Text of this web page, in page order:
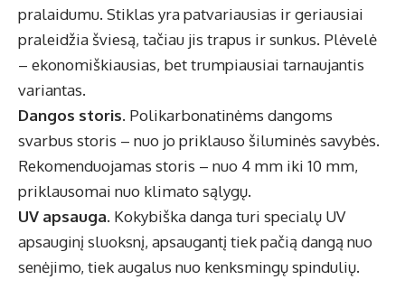
pralaidumu. Stiklas yra patvariausias ir geriausiai
praleidžia šviesą, tačiau jis trapus ir sunkus. Plėvelė
– ekonomiškiausias, bet trumpiausiai tarnaujantis
variantas.
Dangos storis. Polikarbonatinėms dangoms
svarbus storis – nuo jo priklauso šiluminės savybės.
Rekomenduojamas storis – nuo 4 mm iki 10 mm,
priklausomai nuo klimato sąlygų.
UV apsauga. Kokybiška danga turi specialų UV
apsauginį sluoksnį, apsaugantį tiek pačią dangą nuo
senėjimo, tiek augalus nuo kenksmingų spindulių.